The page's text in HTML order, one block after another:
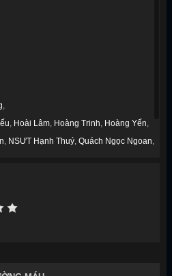
,
, Hoài Lâm, Hoàng Trinh, Hoàng Yến,
, NSƯT Hạnh Thuý, Quách Ngọc Ngoan,